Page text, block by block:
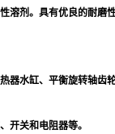
剂。具有优良的耐磨
水缸、平衡旋转轴齿
开关和电阻器等。